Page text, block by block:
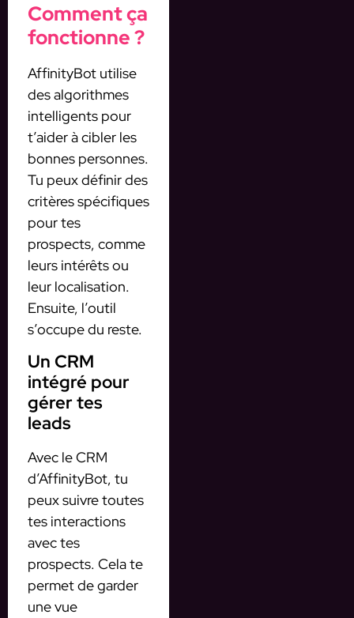
Comment ça
fonctionne ?
AffinityBot utilise
des algorithmes
intelligents pour
t’aider à cibler les
bonnes personnes.
Tu peux définir des
critères spécifiques
pour tes
prospects, comme
leurs intérêts ou
leur localisation.
Ensuite, l’outil
s’occupe du reste.
Un CRM
intégré pour
gérer tes
leads
Avec le CRM
d’AffinityBot, tu
peux suivre toutes
tes interactions
avec tes
prospects. Cela te
permet de garder
une vue